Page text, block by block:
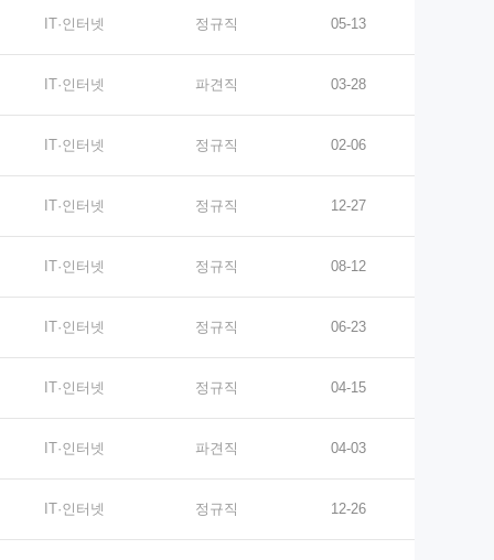
IT·인터넷 정규직 05-13
IT·인터넷 파견직 03-28
IT·인터넷 정규직 02-06
IT·인터넷 정규직 12-27
IT·인터넷 정규직 08-12
IT·인터넷 정규직 06-23
IT·인터넷 정규직 04-15
IT·인터넷 파견직 04-03
IT·인터넷 정규직 12-26